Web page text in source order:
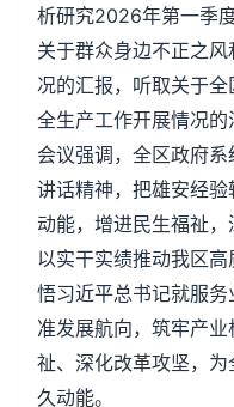
析研究2026年第一季
关于群众身边不正之
况的汇报，听取关于
全生产工作开展情况的
会议强调，全区政府
讲话精神，把雄安经
动能，增进民生福祉，
以实干实绩推动我区
悟习近平总书记就服
准发展航向，筑牢产
祉、深化改革攻坚，
久动能。